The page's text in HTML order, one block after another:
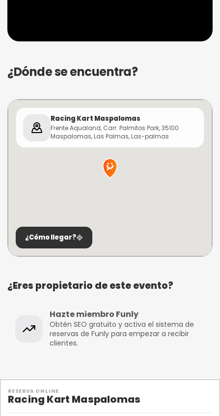
¿Dónde se encuentra?
Racing Kart Maspalomas
Frente Aqualand, Carr. Palmitos Park, 35100
Maspalomas, Las Palmas, Las-palmas
¿Cómo llegar?
¿Eres propietario de este evento?
Hazte miembro Funly
Obtén SEO gratuito y activa el sistema de
reservas de Funly para empezar a recibir
clientes.
RESERVA ONLINE
Racing Kart Maspalomas